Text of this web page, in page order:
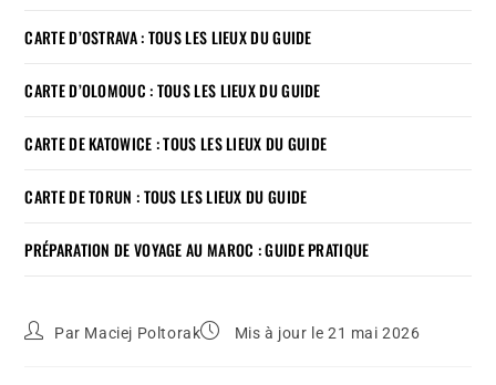
CARTE D’OSTRAVA : TOUS LES LIEUX DU GUIDE
CARTE D’OLOMOUC : TOUS LES LIEUX DU GUIDE
CARTE DE KATOWICE : TOUS LES LIEUX DU GUIDE
CARTE DE TORUN : TOUS LES LIEUX DU GUIDE
PRÉPARATION DE VOYAGE AU MAROC : GUIDE PRATIQUE
Par Maciej Poltorak Mis à jour le 21 mai 2026